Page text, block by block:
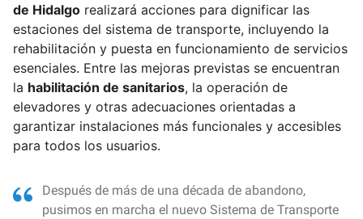
de Hidalgo realizará acciones para dignificar las
estaciones del sistema de transporte, incluyendo la
rehabilitación y puesta en funcionamiento de servicios
esenciales. Entre las mejoras previstas se encuentran
la habilitación de sanitarios, la operación de
elevadores y otras adecuaciones orientadas a
garantizar instalaciones más funcionales y accesibles
para todos los usuarios.
Después de más de una década de abandono,
pusimos en marcha el nuevo Sistema de Transporte